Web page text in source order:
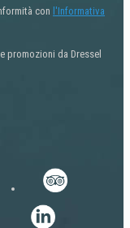
con l'Informativa
promozioni da Dressel